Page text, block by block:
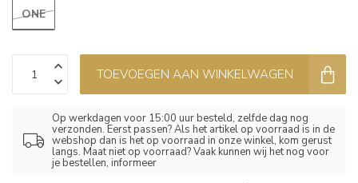
ONE
TOEVOEGEN AAN WINKELWAGEN
Op werkdagen voor 15:00 uur besteld, zelfde dag nog
verzonden. Eerst passen? Als het artikel op voorraad is in de
webshop dan is het op voorraad in onze winkel, kom gerust
langs. Maat niet op voorraad? Vaak kunnen wij het nog voor
je bestellen, informeer